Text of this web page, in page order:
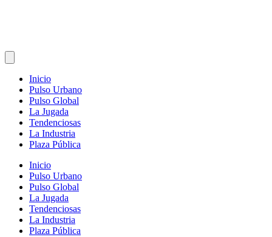
Inicio
Pulso Urbano
Pulso Global
La Jugada
Tendenciosas
La Industria
Plaza Pública
Inicio
Pulso Urbano
Pulso Global
La Jugada
Tendenciosas
La Industria
Plaza Pública